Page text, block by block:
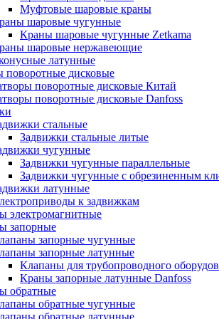
Муфтовые шаровые краны
шаровые чугунные
Краны шаровые чугунные Zetkama
шаровые нержавеющие
латунные
поворотные дисковые
поворотные дисковые Китай
поворотные дисковые Danfoss
стальные
Задвижки стальные литые
чугунные
Задвижки чугунные параллельные
Задвижки чугунные с обрезиненным
латунные
к задвижкам
электромагнитные
запорные
запорные чугунные
запорные латунные
Клапаны для трубопроводного
Краны запорные латунные Danfoss
обратные
обратные чугунные
обратные латунные